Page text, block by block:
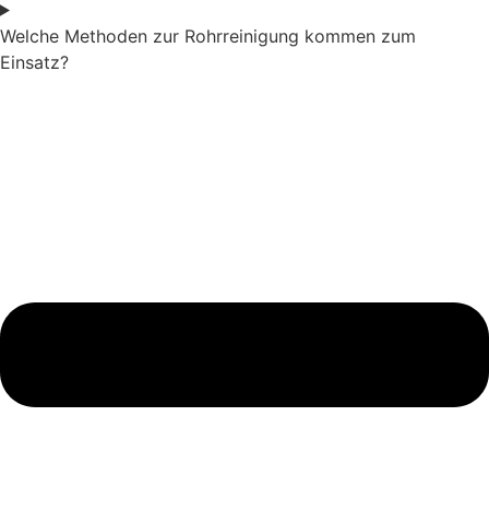
Welche Methoden zur Rohrreinigung kommen zum
Einsatz?